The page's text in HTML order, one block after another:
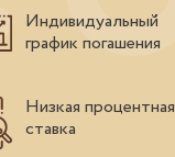
Индивидуальный
график погашения
Низкая процентная
ставка